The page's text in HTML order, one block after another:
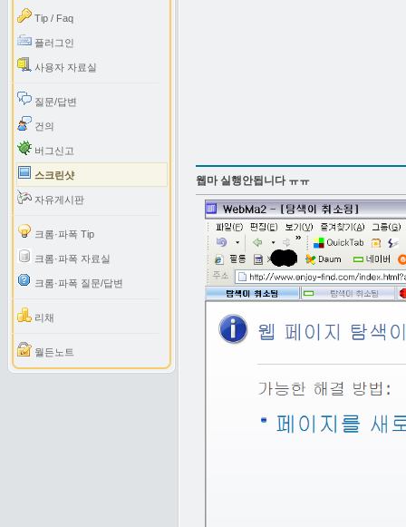
Tip / Faq
플러그인
사용자 자료실
질문/답변
건의
버그신고
스크린샷
자유게시판
크롬·파폭 Tip
크롬·파폭 자료실
크롬·파폭 질문/답변
리채
월든노트
웹마 실행안됩니다 ㅠㅠ